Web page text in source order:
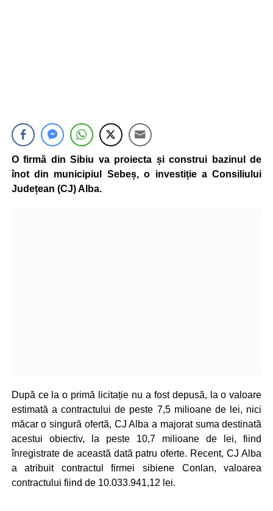
O firmă din Sibiu va proiecta și construi bazinul de
înot din municipiul Sebeș, o investiție a Consiliului
Județean (CJ) Alba.
După ce la o primă licitație nu a fost depusă, la o valoare
estimată a contractului de peste 7,5 milioane de lei, nici
măcar o singură ofertă, CJ Alba a majorat suma destinată
acestui obiectiv, la peste 10,7 milioane de lei, fiind
înregistrate de această dată patru oferte. Recent, CJ Alba
a atribuit contractul firmei sibiene Conlan, valoarea
contractului fiind de 10.033.941,12 lei.